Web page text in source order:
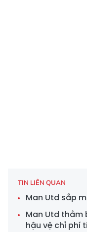
TIN LIÊN QUAN
Man Utd sắp
Man Utd thảm
hậu vệ chỉ phí